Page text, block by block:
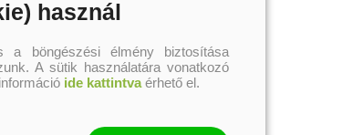
használ
a böngészési élmény biztosítása
A sütik használatára vonatkozó
ide kattintvaérhető el.